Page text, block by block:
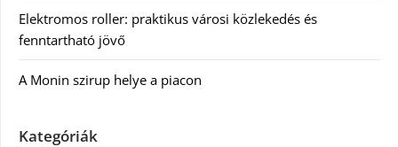
Elektromos roller: praktikus városi közlekedés és
fenntartható jövő
A Monin szirup helye a piacon
Kategóriák